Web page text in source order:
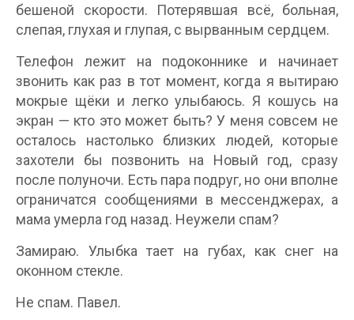
бешеной скорости. Потерявшая всё, больная,
слепая, глухая и глупая, с вырванным сердцем.
Телефон лежит на подоконнике и начинает
звонить как раз в тот момент, когда я вытираю
мокрые щёки и легко улыбаюсь. Я кошусь на
экран — кто это может быть? У меня совсем не
осталось настолько близких людей, которые
захотели бы позвонить на Новый год, сразу
после полуночи. Есть пара подруг, но они вполне
ограничатся сообщениями в мессенджерах, а
мама умерла год назад. Неужели спам?
Замираю. Улыбка тает на губах, как снег на
оконном стекле.
Не спам. Павел.